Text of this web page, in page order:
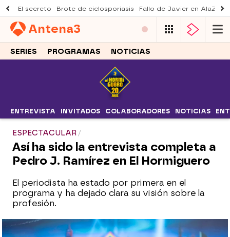
El secreto Brote de ciclosporiasis Fallo de Javier en AlaZ
Antena3
SERIES PROGRAMAS NOTICIAS
ENTREVISTA INVITADOS COLABORADORES NOTICIAS
ESPECTACULAR
Así ha sido la entrevista completa a
Pedro J. Ramírez en El Hormiguero
El periodista ha estado por primera en el
programa y ha dejado clara su visión sobre la
profesión.